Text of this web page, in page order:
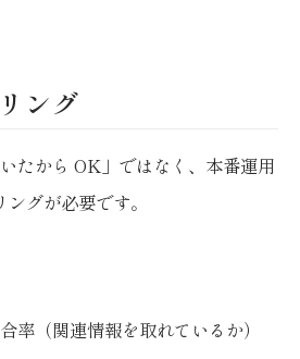
ング
たから OK」ではなく、本番運用
グが必要です。
率（関連情報を取れているか）